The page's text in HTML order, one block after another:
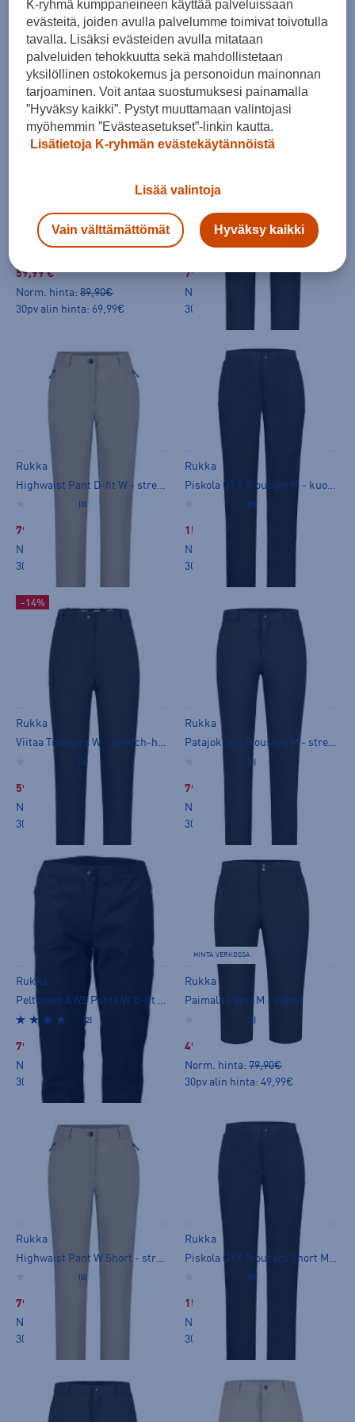
79,99 €
Norm. hinta:99,95€
30pv alin hinta: 69,99€
149,00 €
Norm. hinta:199€
30pv alin hinta: 149€
-14%
Viitala Trousers M - stretch-housut
(1)
59,99 €
Norm. hinta: 89,90€
30pv alin hinta: 69,99€
(0)
79,99 €
Norm. hinta:
30pv alin hinta: 79,99€
Rukka
(0)
79,99 €
Norm. hinta:
30pv alin hinta: 79,99€
Rukka
(0)
159,00 €
Norm. hinta:
30pv alin hinta: 149€
-14%
Rukka
Viitaa Trousers W - stretch-housut
(0)
59,99 €
Norm. hinta:
89,90€
30pv alin hinta: 69,99€
Rukka
Patajoki str Trousers M - stretch-housut
(0)
79,99 €
Norm. hinta:
30pv alin hinta: 79,99€
Rukka
Peltoinen AWS Pants W D-fit - kuorihousut
(2)
79,99 €
Norm. hinta:
30pv alin hinta: 69,99€
HINTA VERKOSSA
Rukka
Paimala Capri M - caprit
(0)
49,99 €
Norm. hinta: 79,90€
30pv alin hinta: 49,99€
Rukka
(0)
79,99 €
Norm. hinta:
30pv alin hinta: 79,99€
Rukka
(0)
159,00 €
Norm. hinta:
30pv alin hinta: 149€
K-ryhmä kumppaneineen käyttää palveluissaan
evästeitä, joiden avulla palvelumme toimivat toivotulla
tavalla. Lisäksi evästeiden avulla mitataan
palveluiden tehokkuutta sekä mahdollistetaan
yksilöllinen ostokokemus ja personoidun mainonnan
tarjoaminen. Voit antaa suostumuksesi painamalla
”Hyväksy kaikki”. Pystyt muuttamaan valintojasi
myöhemmin ”Evästeasetukset”-linkin kautta.
Lisätietoja K-ryhmän evästekäytännöistä
Lisää valintoja
Vain välttämättömät Hyväksy kaikki